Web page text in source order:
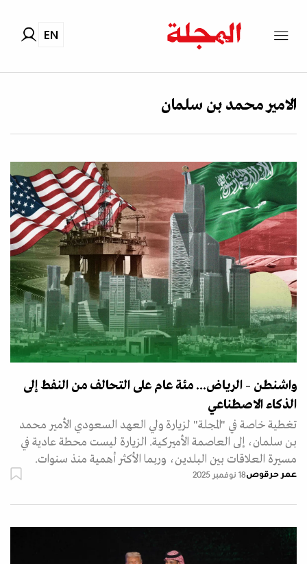
EN
الامير محمد بن سلمان
واشنطن – الرياض... مئة عام على التحالف من النفط إلى
الذكاء الاصطناعي
تغطية خاصة في "المجلة" لزيارة ولي العهد السعودي الأمير محمد
بن سلمان، إلى العاصمة الأميركية. الزيارة ليست محطة عادية في
مسيرة العلاقات بين البلدين، وربما الأكثر أهمية منذ سنوات.
عمر حرقوص18 نوفمبر 2025